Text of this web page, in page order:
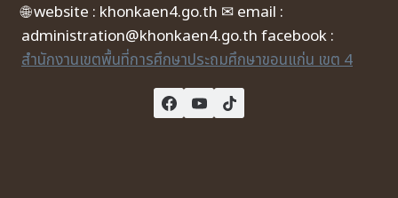
🌐 website : khonkaen4.go.th ✉ email :
administration@khonkaen4.go.th facebook :
สำนักงานเขตพื้นที่การศึกษาประถมศึกษาขอนแก่น เขต 4